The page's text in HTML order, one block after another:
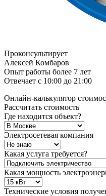
Проконсультирует
Алексей Комбаров
Опыт работы более 7 лет
Отвечает с 10:00 до 21:00
Онлайн-калькулятор
Рассчитать стоимость
Где находится объект?
Электросетевая компания
Какая услуга требуется?
Какая мощность
Технические условия